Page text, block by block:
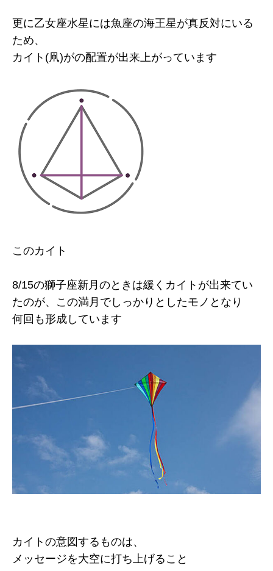
更に乙女座水星には魚座の海王星が真反対にいる
ため、
カイト(凧)がの配置が出来上がっています
このカイト
8/15の獅子座新月のときは緩くカイトが出来てい
たのが、この満月でしっかりとしたモノとなり
何回も形成しています
カイトの意図するものは、
メッセージを大空に打ち上げること